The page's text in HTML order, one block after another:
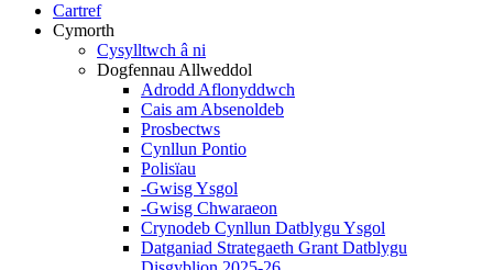
Cartref
Cymorth
Cysylltwch â ni
Dogfennau Allweddol
Adrodd Aflonyddwch
Cais am Absenoldeb
Prosbectws
Cynllun Pontio
Polisïau
-Gwisg Ysgol
-Gwisg Chwaraeon
Crynodeb Cynllun Datblygu Ysgol
Datganiad Strategaeth Grant Datblygu